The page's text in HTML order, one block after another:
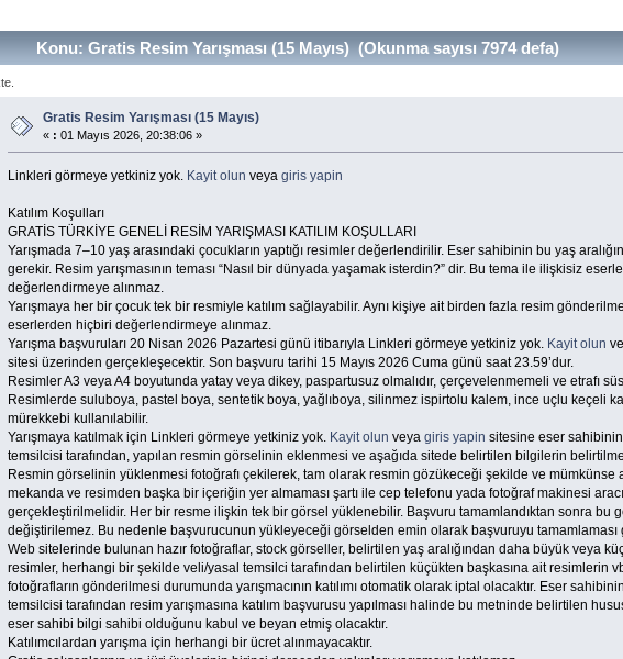
Konu: Gratis Resim Yarışması (15 Mayıs) (Okunma sayısı 7974 defa)
Gratis Resim Yarışması (15 Mayıs)
« : 01 Mayıs 2026, 20:38:06 »
Linkleri görmeye yetkiniz yok. Kayit olun veya giris yapin
Katılım Koşulları
GRATİS TÜRKİYE GENELİ RESİM YARIŞMASI KATILIM KOŞULLARI
Yarışmada 7–10 yaş arasındaki çocukların yaptığı resimler değerlendirilir. Eser sahibinin bu yaş
gerekir. Resim yarışmasının teması “Nasıl bir dünyada yaşamak isterdin?” dir. Bu tema ile ilişkisiz
değerlendirmeye alınmaz.
Yarışmaya her bir çocuk tek bir resmiyle katılım sağlayabilir. Aynı kişiye ait birden fazla resim
eserlerden hiçbiri değerlendirmeye alınmaz.
Yarışma başvuruları 20 Nisan 2026 Pazartesi günü itibarıyla Linkleri görmeye yetkiniz yok. Kayit olun
sitesi üzerinden gerçekleşecektir. Son başvuru tarihi 15 Mayıs 2026 Cuma günü saat 23.59’dur.
Resimler A3 veya A4 boyutunda yatay veya dikey, paspartusuz olmalıdır, çerçevelenmemeli ve etrafı
Resimlerde suluboya, pastel boya, sentetik boya, yağlıboya, silinmez ispirtolu kalem, ince uçlu keçeli
mürekkebi kullanılabilir.
Yarışmaya katılmak için Linkleri görmeye yetkiniz yok. Kayit olun veya giris yapin sitesine eser
temsilcisi tarafından, yapılan resmin görselinin eklenmesi ve aşağıda sitede belirtilen bilgilerin
Resmin görselinin yüklenmesi fotoğrafı çekilerek, tam olarak resmin gözükeceği şekilde ve mümkünse
mekanda ve resimden başka bir içeriğin yer almaması şartı ile cep telefonu yada fotoğraf makinesi
gerçekleştirilmelidir. Her bir resme ilişkin tek bir görsel yüklenebilir. Başvuru tamamlandıktan sonra bu
değiştirilemez. Bu nedenle başvurucunun yükleyeceği görselden emin olarak başvuruyu tamamlaması
Web sitelerinde bulunan hazır fotoğraflar, stock görseller, belirtilen yaş aralığından daha büyük veya
resimler, herhangi bir şekilde veli/yasal temsilci tarafından belirtilen küçükten başkasına ait resimlerin
fotoğrafların gönderilmesi durumunda yarışmacının katılımı otomatik olarak iptal olacaktır. Eser
temsilcisi tarafından resim yarışmasına katılım başvurusu yapılması halinde bu metninde belirtilen
eser sahibi bilgi sahibi olduğunu kabul ve beyan etmiş olacaktır.
Katılımcılardan yarışma için herhangi bir ücret alınmayacaktır.